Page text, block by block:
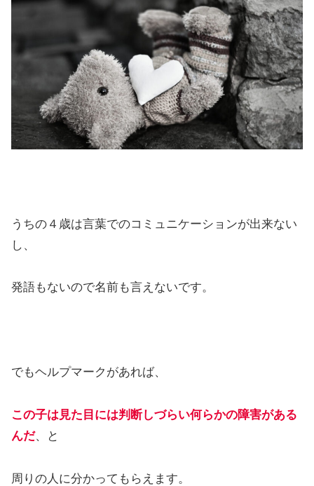
うちの４歳は言葉でのコミュニケーションが出来ない
し、
発語もないので名前も言えないです。
でもヘルプマークがあれば、
この子は見た目には判断しづらい何らかの障害がある
んだ、と
周りの人に分かってもらえます。